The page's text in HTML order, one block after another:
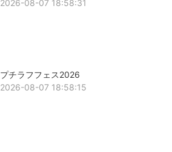
2026-08-07 18:58:31
プチラフフェス2026
2026-08-07 18:58:15